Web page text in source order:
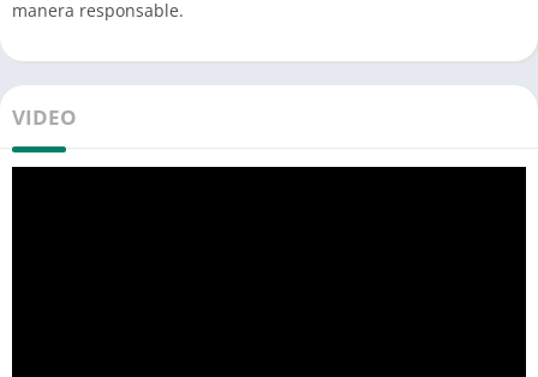
manera responsable.
VIDEO